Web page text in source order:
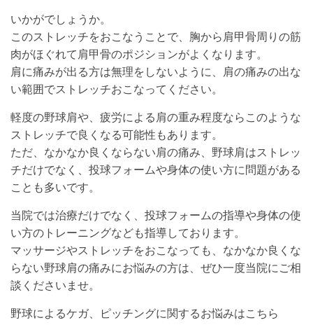
いかがでしょうか。
このストレッチをおこなうことで、胸から肩甲骨周りの筋
肉がほぐれて肩甲骨のポジションがよくなります。
肩に痛みが出る方は無理をしないように、肩の痛みの出な
い範囲でストレッチおこなってください。
軽度の野球肩や、疲労による肩の重み程度ならこのような
ストレッチで良くなる可能性もあります。
ただ、なかなか良くならない肩の痛み、野球肩はストレッ
チだけでなく、投球フォームや身体の使い方に問題がある
ことも多いです。
当院では治療だけでなく、投球フォームの指導や身体の使
い方のトレーニングなども指導しております。
マッサージやストレッチをおこなっても、なかなか良くな
らない野球肩の痛みにお悩みの方は、ぜひ一度当院にご相
談くださいませ。
野球によるケガ、ピッチングに関するお悩みはこちら